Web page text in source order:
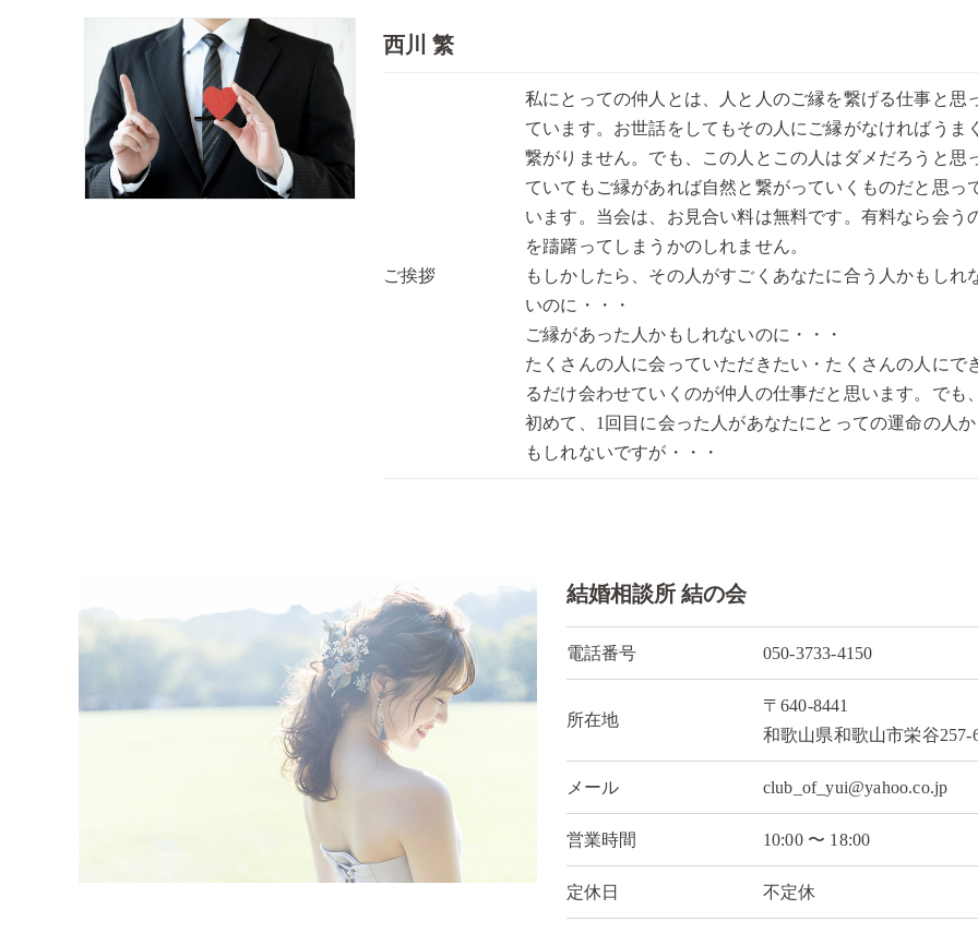
西川 繁
ご挨拶
私にとっての仲人とは、人と人のご縁を繋げる仕事と思
ています。お世話をしてもその人にご縁がなければうまく
繋がりません。でも、この人とこの人はダメだろうと思
ていてもご縁があれば自然と繋がっていくものだと思っ
います。当会は、お見合い料は無料です。有料なら会う
を躊躇ってしまうかのしれません。
もしかしたら、その人がすごくあなたに合う人かもしれ
いのに・・・
ご縁があった人かもしれないのに・・・
たくさんの人に会っていただきたい・たくさんの人にで
るだけ会わせていくのが仲人の仕事だと思います。でも、
初めて、1回目に会った人があなたにとっての運命の人か
もしれないですが・・・
結婚相談所 結の会
電話番号 050-3733-4150
所在地
〒640-8441
和歌山県和歌山市栄谷257-
メール club_of_yui@yahoo.co.jp
営業時間 10:00 〜 18:00
定休日 不定休